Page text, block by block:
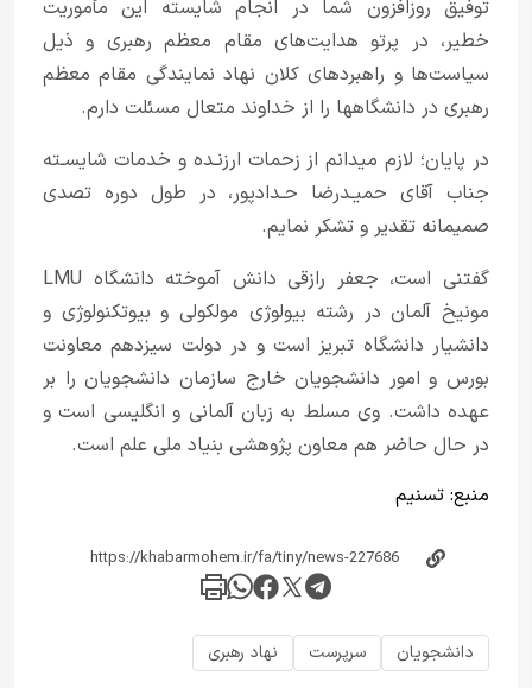
توفیق روزافزون شما در انجام شایسته این مأموریت
خطیر، در پرتو هدایت‌های مقام معظم رهبری و ذیل
سیاست‌ها و راهبردهای کلان نهاد نمایندگی مقام معظم
رهبری در دانشگاهها را از خداوند متعال مسئلت دارم.
در پایان؛ لازم می­دانم از زحمات ارزنـده و خدمات شایسـته
جناب آقای حمیـدرضا حـدادپور، در طول دوره تصدی
صمیمانه تقدیر و تشکر نمایم.
گفتنی است، جعفر رازقی دانش آموخته دانشگاه LMU
مونیخ آلمان در رشته بیولوژی مولکولی و بیوتکنولوژی و
دانشیار دانشگاه تبریز است و در دولت سیزدهم معاونت
بورس و امور دانشجویان خارج سازمان دانشجویان را بر
عهده داشت. وی مسلط به زبان آلمانی و انگلیسی است و
در حال حاضر هم معاون پژوهشی بنیاد ملی علم است.
منبع: تسنیم
دانشجویان سرپرست نهاد رهبری